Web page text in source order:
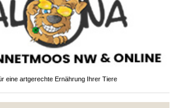
eine artgerechte Ernährung Ihrer Tiere